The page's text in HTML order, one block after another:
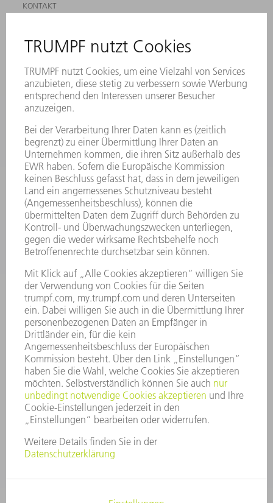
KONTAKT
VERANSTALTUNGEN UND TERMINE
NEWSLETTER-ANMELDUNG
MYTRUMPF
SICHERHEITSDATENBLÄTTER
PRODUKTE
MASCHINEN & SYSTEME
LEISTUNGSELEKTRONIK
ELEKTROWERKZEUGE
SMART FACTORY
SOFTWARE
SERVICES
ANWENDUNGEN
BRANCHEN
UNTERNEHMEN
KARRIERE
STELLENANGEBOTE
UNTERNEHMENSPROFIL
GESCHÄFTSBERICHT
UNTERNEHMENSGRUNDSÄTZE
COMPLIANCE
HINWEISGEBERSYSTEM
SECURITY
PRESSEMITTEILUNGEN
MAGAZINE
LIEFERANTEN
NACHHALTIGKEIT
UMWELT & KLIMA
SOZIALES & GESELLSCHAFT
UNTERNEHMENSFÜHRUNG